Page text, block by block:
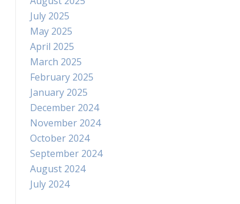
July 2025
May 2025
April 2025
March 2025
February 2025
January 2025
December 2024
November 2024
October 2024
September 2024
August 2024
July 2024